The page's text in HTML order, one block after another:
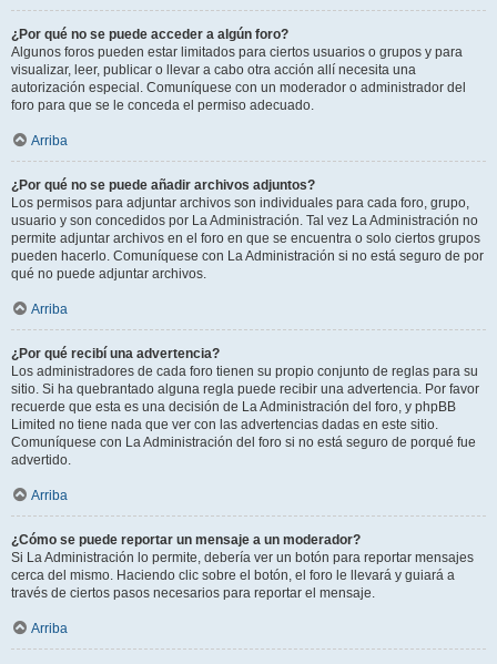
¿Por qué no se puede acceder a algún foro?
Algunos foros pueden estar limitados para ciertos usuarios o grupos y para
visualizar, leer, publicar o llevar a cabo otra acción allí necesita una
autorización especial. Comuníquese con un moderador o administrador del
foro para que se le conceda el permiso adecuado.
Arriba
¿Por qué no se puede añadir archivos adjuntos?
Los permisos para adjuntar archivos son individuales para cada foro, grupo,
usuario y son concedidos por La Administración. Tal vez La Administración no
permite adjuntar archivos en el foro en que se encuentra o solo ciertos grupos
pueden hacerlo. Comuníquese con La Administración si no está seguro de por
qué no puede adjuntar archivos.
Arriba
¿Por qué recibí una advertencia?
Los administradores de cada foro tienen su propio conjunto de reglas para su
sitio. Si ha quebrantado alguna regla puede recibir una advertencia. Por favor
recuerde que esta es una decisión de La Administración del foro, y phpBB
Limited no tiene nada que ver con las advertencias dadas en este sitio.
Comuníquese con La Administración del foro si no está seguro de porqué fue
advertido.
Arriba
¿Cómo se puede reportar un mensaje a un moderador?
Si La Administración lo permite, debería ver un botón para reportar mensajes
cerca del mismo. Haciendo clic sobre el botón, el foro le llevará y guiará a
través de ciertos pasos necesarios para reportar el mensaje.
Arriba